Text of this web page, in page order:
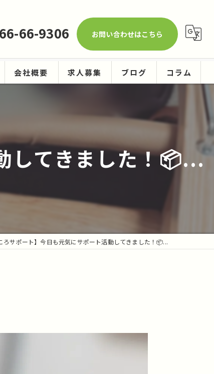
66-9306 お問い合わせはこちら
会社概要 求人募集 ブログ コラム
してきました！📦...
ろサポート】今日も元気にサポート活動してきました！📦...